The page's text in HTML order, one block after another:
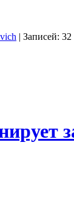
| Записей: